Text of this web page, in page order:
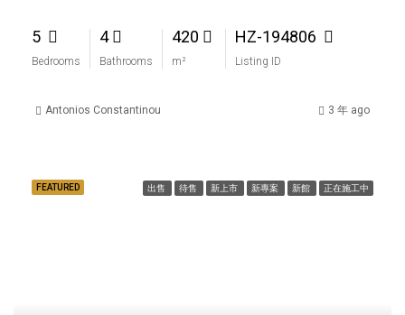
5
Bedrooms
4
Bathrooms
420
m²
HZ-194806
Listing ID
Antonios Constantinou 3 年 ago
FEATURED 出售 待售 新上市 新專案 新館 正在施工中